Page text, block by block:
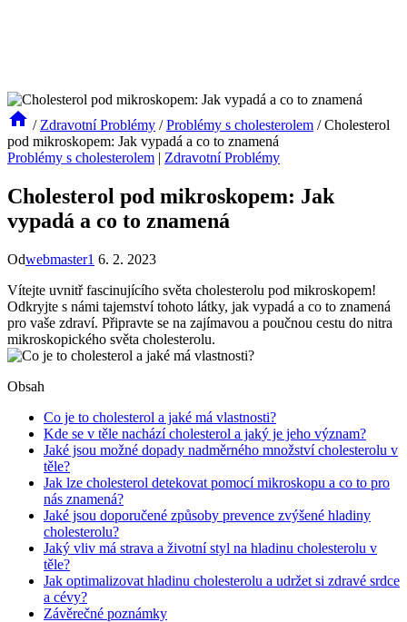
/ Zdravotní Problémy / Problémy s cholesterolem / Cholesterol
pod mikroskopem: Jak vypadá a co to znamená
Problémy s cholesterolem | Zdravotní Problémy
Cholesterol pod mikroskopem: Jak
vypadá a co to znamená
Odwebmaster1 6. 2. 2023
Vítejte uvnitř fascinujícího světa cholesterolu pod mikroskopem!
Odkryjte s námi tajemství tohoto látky, jak vypadá a co to znamená
pro vaše zdraví. Připravte se na zajímavou a poučnou cestu do nitra
mikroskopického světa cholesterolu.
Obsah
Co je to cholesterol a jaké má vlastnosti?
Kde se v těle nachází cholesterol a jaký je jeho význam?
Jaké jsou možné dopady nadměrného množství cholesterolu v
těle?
Jak lze cholesterol detekovat pomocí mikroskopu a co to pro
nás znamená?
Jaké jsou doporučené způsoby prevence zvýšené hladiny
cholesterolu?
Jaký vliv má strava a životní styl na hladinu cholesterolu v
těle?
Jak optimalizovat hladinu cholesterolu a udržet si zdravé srdce
a cévy?
Závěrečné poznámky